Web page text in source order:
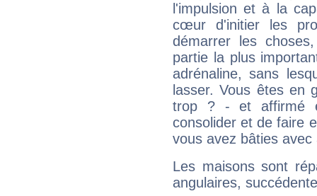
l'impulsion et à la
cœur d'initier les
démarrer les
partie la plus
adrénaline, sans
lasser. Vous êtes en
trop ? - et affirmé
consolider et de faire
vous avez bâties avec
Les maisons sont
angulaires,